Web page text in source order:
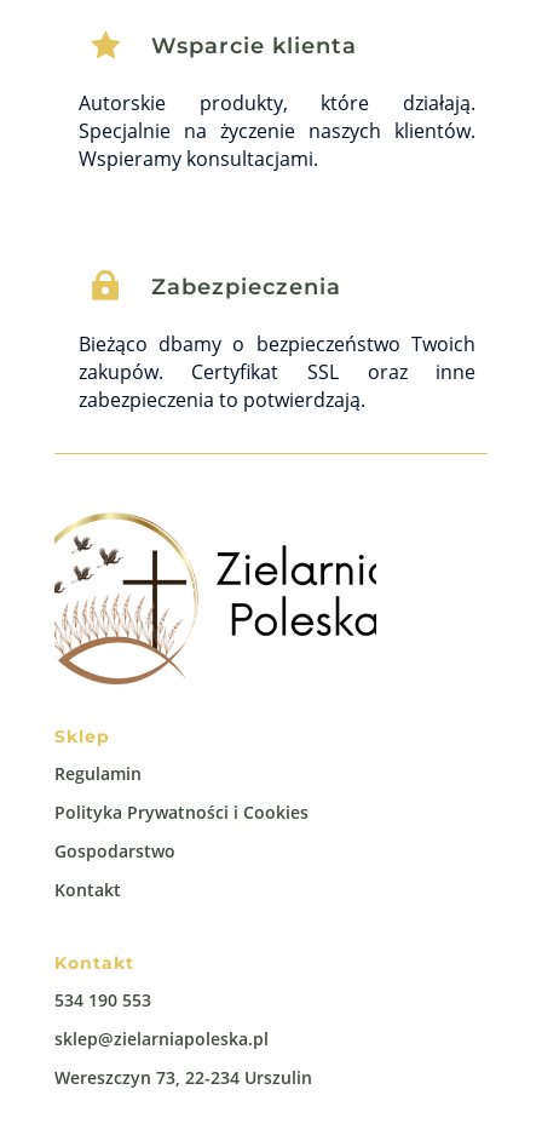
 Wsparcie klienta
Autorskie produkty, które działają.
Specjalnie na życzenie naszych klientów.
Wspieramy konsultacjami.
 Zabezpieczenia
Bieżąco dbamy o bezpieczeństwo Twoich
zakupów. Certyfikat SSL oraz inne
zabezpieczenia to potwierdzają.
Sklep
Regulamin
Polityka Prywatności i Cookies
Gospodarstwo
Kontakt
Kontakt
534 190 553
sklep@zielarniapoleska.pl
Wereszczyn 73, 22-234 Urszulin